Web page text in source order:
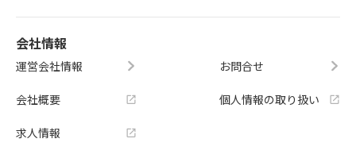
会社情報
運営会社情報
会社概要
求人情報
お問合せ
個人情報の取り扱い